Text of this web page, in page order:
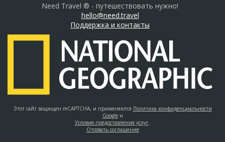
Need Travel ® - путешествовать нужно!
hello@need.travel
Поддержка и контакты
Этот сайт защищен reCAPTCHA, и применяются Политика конфиденциальности
Googleи
Условия предоставления услуг.
Отозвать соглашение